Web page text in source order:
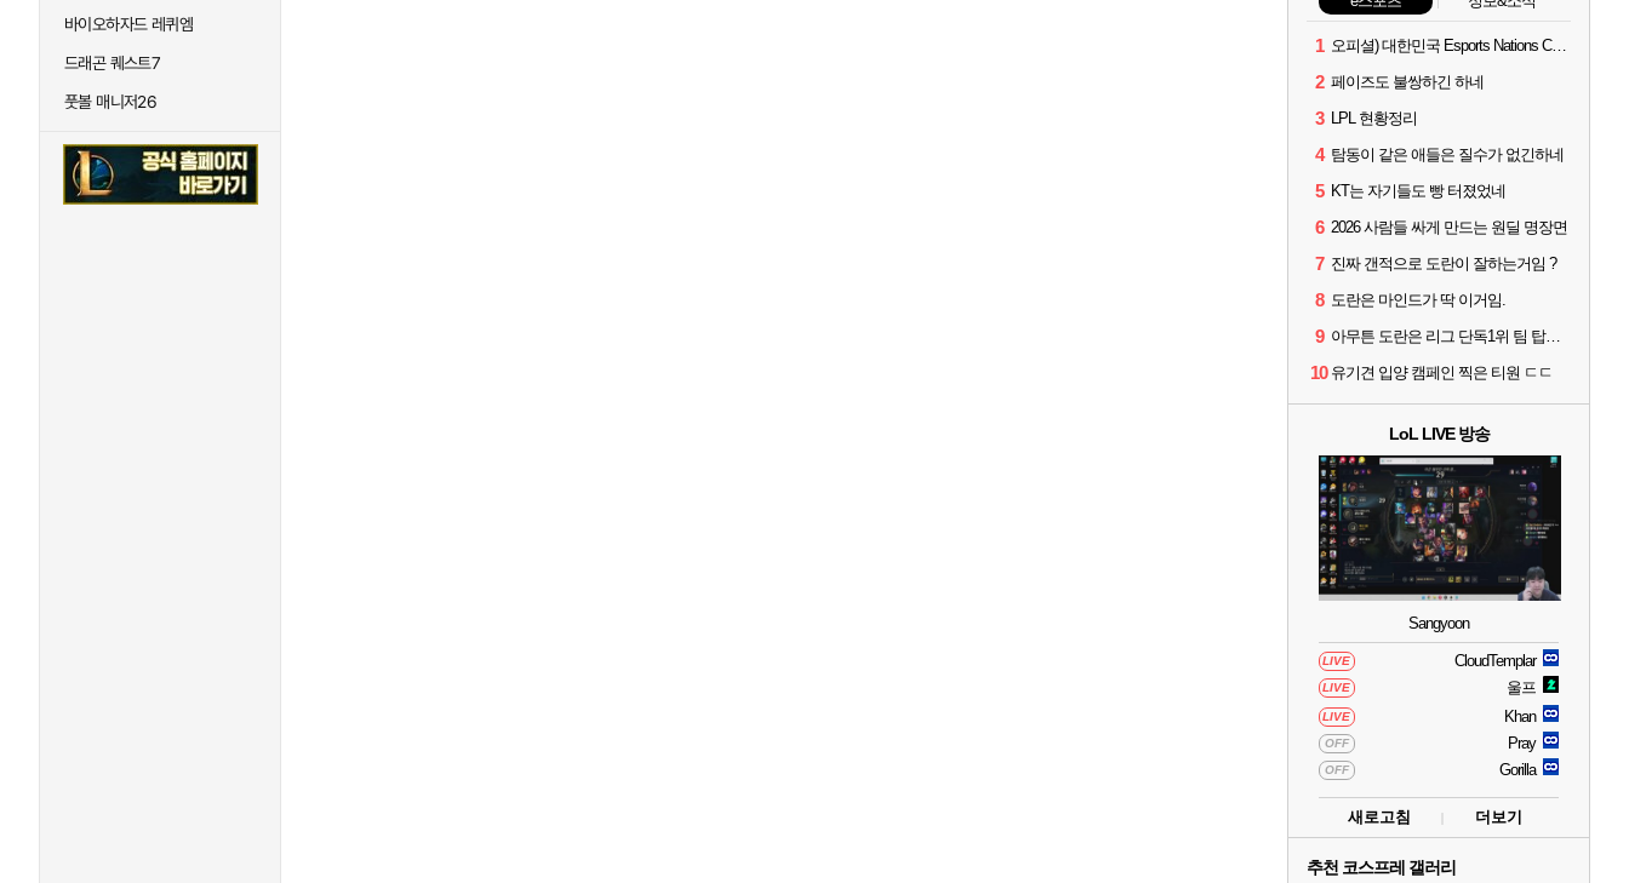
바이오하자드 레퀴엠
드래곤 퀘스트7
풋볼 매니저26
1 오피셜) 대한민국 Esports Nations Cup 2026 국가대표 명단 모두 확정
2 페이즈도 불쌍하긴 하네
3 LPL 현황정리
4 탐동이 같은 애들은 질수가 없긴하네
5 KT는 자기들도 빵 터졌었네
6 2026 사람들 싸게 만드는 원딜 명장면
7 진짜 갠적으로 도란이 잘하는거임 ?
8 도란은 마인드가 딱 이거임.
9 아무튼 도란은 리그 단독1위 팀 탑솔러라는거임
10 유기견 입양 캠페인 찍은 티원 ㄷㄷ
LoL LIVE 방송
Sangyoon
LIVE CloudTemplar
LIVE 울프
LIVE Khan
OFF Pray
OFF Gorilla
새로고침 더보기
추천 코스프레 갤러리